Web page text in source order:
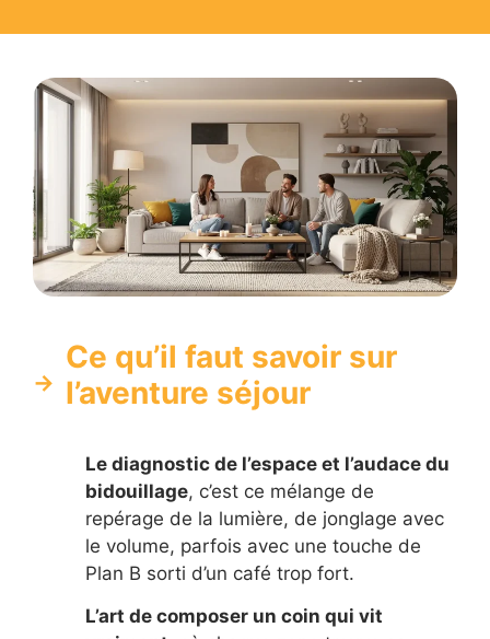
Ce qu’il faut savoir sur
l’aventure séjour
Le diagnostic de l’espace et l’audace du
bidouillage, c’est ce mélange de
repérage de la lumière, de jonglage avec
le volume, parfois avec une touche de
Plan B sorti d’un café trop fort.
L’art de composer un coin qui vit